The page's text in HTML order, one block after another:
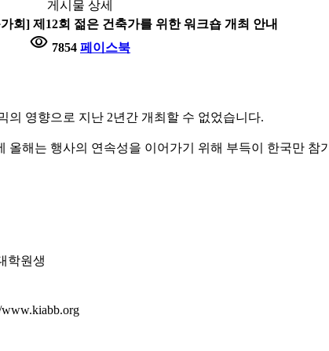
게시물 상세
회] 제12회 젊은 건축가를 위한 워크숍 개최 안내
visibility 7854 페이스북
의 영향으로 지난 2년간 개최할 수 없었습니다.
해는 행사의 연속성을 이어가기 위해 부득이 한국만 참
학원생